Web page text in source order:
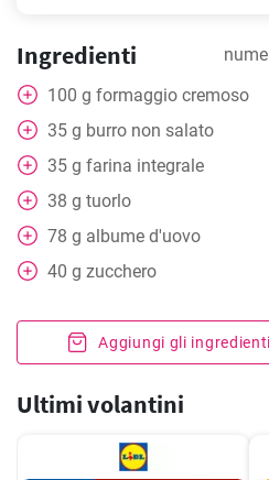
Ingredienti
100 g formaggio cremoso
35 g burro non salato
35 g farina integrale
38 g tuorlo
78 g albume d'uovo
40 g zucchero
Aggiungi gli
Ultimi volantini